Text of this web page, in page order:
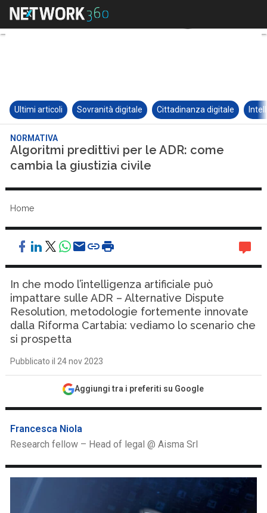
Ultimi articoli Sovranità digitale Cittadinanza digitale
NORMATIVA
Algoritmi predittivi per le ADR: come
cambia la giustizia civile
Home
In che modo l’intelligenza artificiale può
impattare sulle ADR – Alternative Dispute
Resolution, metodologie fortemente innovate
dalla Riforma Cartabia: vediamo lo scenario che
si prospetta
Pubblicato il 24 nov 2023
Aggiungi tra i preferiti su Google
Francesca Niola
Research fellow – Head of legal @ Aisma Srl